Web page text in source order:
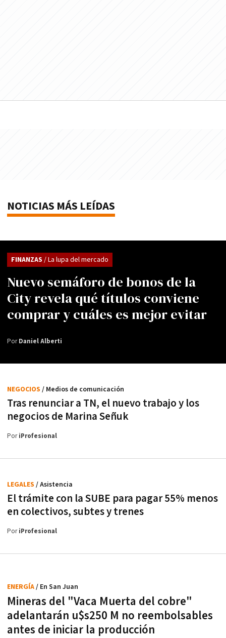
NOTICIAS MÁS LEÍDAS
Nuevo semáforo de bonos de la
City revela qué títulos conviene
comprar y cuáles es mejor evitar
FINANZAS / La lupa del mercado
PorDaniel Alberti
Tras renunciar a TN, el nuevo trabajo y los
negocios de Marina Señuk
NEGOCIOS / Medios de comunicación
PoriProfesional
El trámite con la SUBE para pagar 55% menos
en colectivos, subtes y trenes
LEGALES / Asistencia
PoriProfesional
Mineras del "Vaca Muerta del cobre"
adelantarán u$s250 M no reembolsables
antes de iniciar la producción
ENERGÍA/ En San Juan